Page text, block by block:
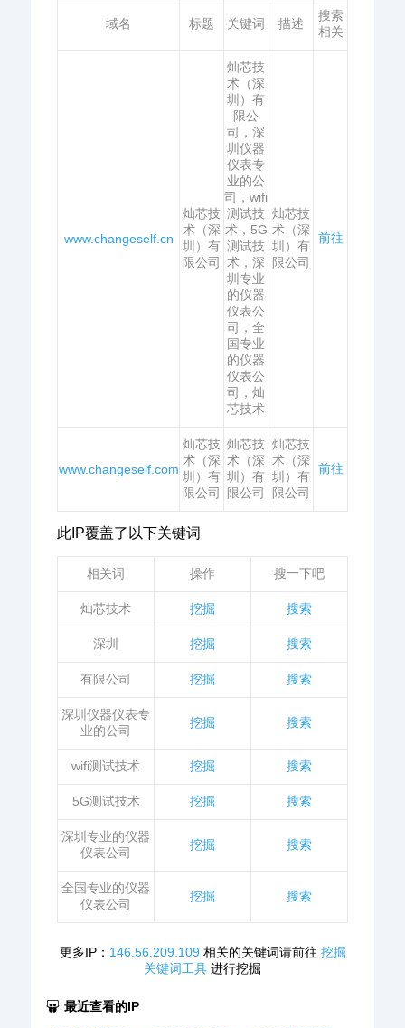
域名 标题 关键词 描述
搜索
相关
www.changeself.cn
灿芯技
术（深
圳）有
限公司
灿芯技
术（深
圳）有
限公
司，深
圳仪器
仪表专
业的公
司，wifi
测试技
术，5G
测试技
术，深
圳专业
的仪器
仪表公
司，全
国专业
的仪器
仪表公
司，灿
芯技术
灿芯技
术（深
圳）有
限公司
前往
www.changeself.com
灿芯技
术（深
圳）有
限公司
灿芯技
术（深
圳）有
限公司
灿芯技
术（深
圳）有
限公司
前往
此IP覆盖了以下关键词
相关词 操作 搜一下吧
灿芯技术 挖掘 搜索
深圳 挖掘 搜索
有限公司 挖掘 搜索
深圳仪器仪表专
业的公司
挖掘 搜索
wifi测试技术 挖掘 搜索
5G测试技术 挖掘 搜索
深圳专业的仪器
仪表公司
挖掘 搜索
全国专业的仪器
仪表公司
挖掘 搜索
更多IP： 146.56.209.109 相关的关键词请前往 挖掘
关键词工具 进行挖掘
最近查看的IP